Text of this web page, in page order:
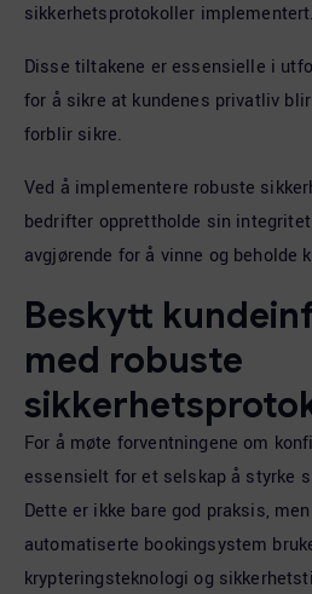
sikkerhetsprotokoller implementert.
Disse tiltakene er essensielle i
for å sikre at kundenes privatliv
forblir sikre.
Ved å implementere robuste
bedrifter opprettholde sin
avgjørende for å vinne og beholde
Beskytt
med robuste
For å møte forventningene om
essensielt for et selskap å styrke
Dette er ikke bare god praksis,
automatiserte bookingsystem
krypteringsteknologi og